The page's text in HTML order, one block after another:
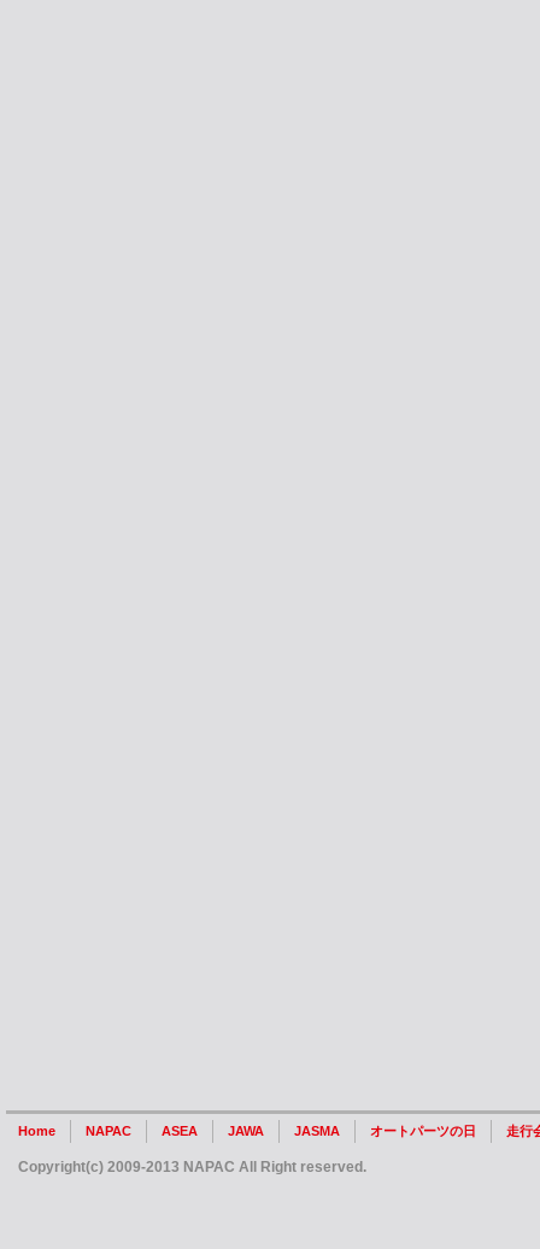
Home NAPAC ASEA JAWA JASMA オートパーツの日 走行
Copyright(c) 2009-2013 NAPAC All Right reserved.